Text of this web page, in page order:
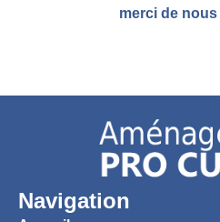
merci de nous
Navigation